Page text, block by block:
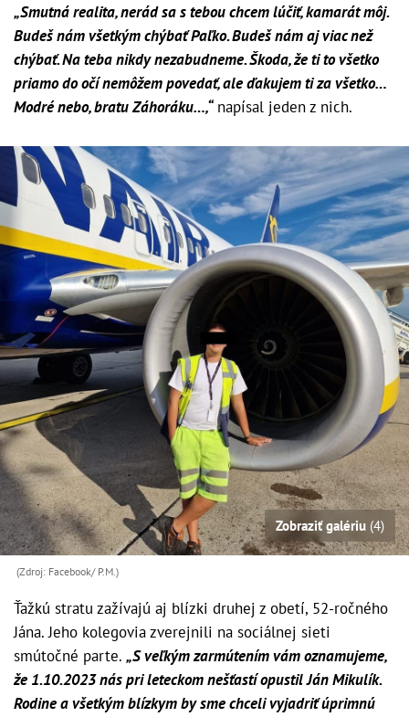
„Smutná realita, nerád sa s tebou chcem lúčiť, kamarát môj.
Budeš nám všetkým chýbať Paľko. Budeš nám aj viac než
chýbať. Na teba nikdy nezabudneme. Škoda, že ti to všetko
priamo do očí nemôžem povedať, ale ďakujem ti za všetko…
Modré nebo, bratu Záhoráku…,“napísal jeden z nich.
Zobraziť galériu (4)
(Zdroj: Facebook/ P.M.)
Ťažkú stratu zažívajú aj blízki druhej z obetí, 52-ročného
Jána. Jeho kolegovia zverejnili na sociálnej sieti
smútočné parte. „S veľkým zarmútením vám oznamujeme,
že 1.10.2023 nás pri leteckom nešťastí opustil Ján Mikulík.
Rodine a všetkým blízkym by sme chceli vyjadriť úprimnú